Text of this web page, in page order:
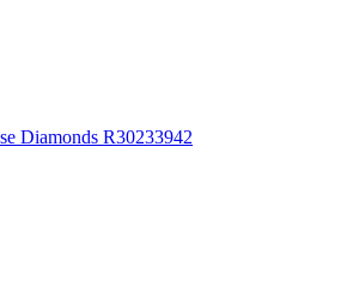
Diamonds R30233942